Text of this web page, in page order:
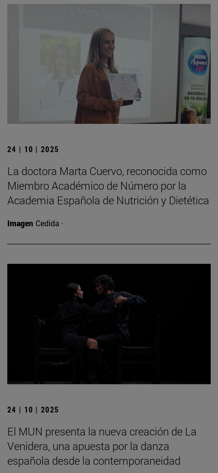
24 | 10 | 2025
La doctora Marta Cuervo, reconocida como
Miembro Académico de Número por la
Academia Española de Nutrición y Dietética
Imagen Cedida ·
24 | 10 | 2025
El MUN presenta la nueva creación de La
Venidera, una apuesta por la danza
española desde la contemporaneidad